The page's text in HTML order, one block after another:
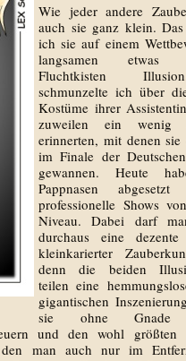
Wie jeder andere
auch sie ganz klein.
ich sie auf einem
langsamen etwas
Fluchtkisten
schmunzelte ich über
Kostüme ihrer
zuweilen ein wenig
erinnerten, mit denen
im Finale der
gewannen. Heute
Pappnasen
professionelle Shows
Niveau. Dabei darf
durchaus eine
kleinkarierter
denn die beiden
teilen eine
gigantischen
sie ohne Gnade
und den wohl größten
man auch nur im